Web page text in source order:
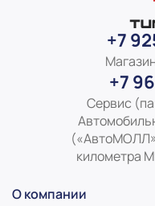
+7
+7
Сервис
километра
О компании